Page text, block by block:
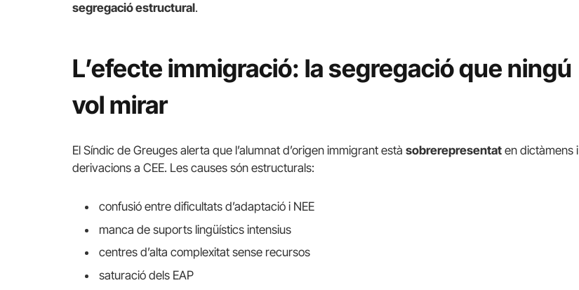
segregació estructural.
L’efecte immigració: la segregació que ningú
vol mirar
El Síndic de Greuges alerta que l’alumnat d’origen immigrant està sobrerepresentat en dictàmens i
derivacions a CEE. Les causes són estructurals:
confusió entre dificultats d’adaptació i NEE
manca de suports lingüístics intensius
centres d’alta complexitat sense recursos
saturació dels EAP